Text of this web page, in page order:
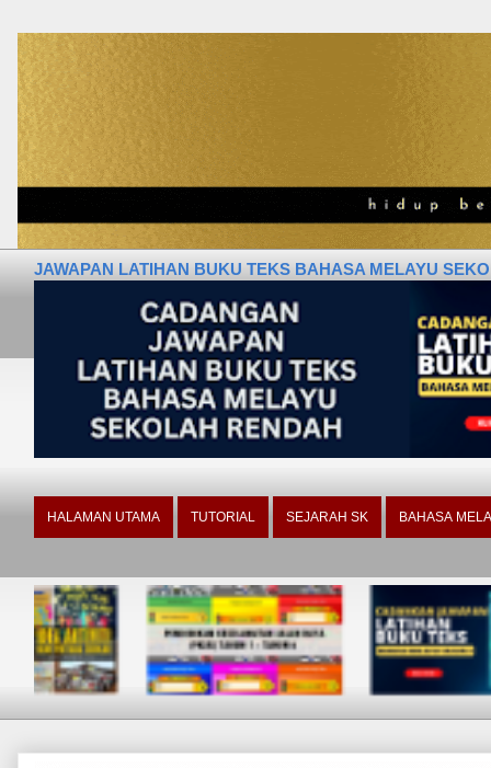
JAWAPAN LATIHAN BUKU TEKS BAHASA MELAYU
HALAMAN UTAMA TUTORIAL SEJARAH SK BAHASA